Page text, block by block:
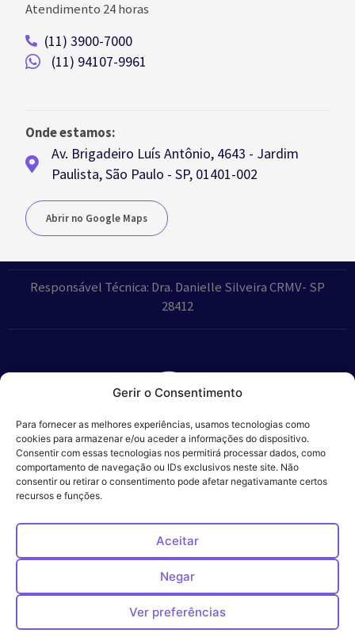
Gerir o Consentimento
Para fornecer as melhores experiências, usamos tecnologias como
cookies para armazenar e/ou aceder a informações do dispositivo.
Consentir com essas tecnologias nos permitirá processar dados, como
comportamento de navegação ou IDs exclusivos neste site. Não
consentir ou retirar o consentimento pode afetar negativamante certos
recursos e funções.
Aceitar
Negar
Ver preferências
Atendimento 24 horas
(11) 3900-7000
(11) 94107-9961
Onde estamos:
Av. Brigadeiro Luís Antônio, 4643 - Jardim
Paulista, São Paulo - SP, 01401-002
Abrir no Google Maps
Responsável Técnica: Dra. Danielle Silveira CRMV- SP
28412
Parceiros:
Veros – Hospital
Ética